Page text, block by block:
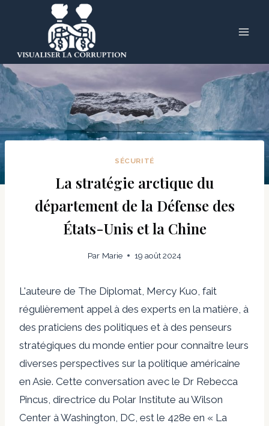
SÉCURITÉ
La stratégie arctique du
département de la Défense des
États-Unis et la Chine
Par Marie 19 août 2024
L'auteure de The Diplomat, Mercy Kuo, fait
régulièrement appel à des experts en la matière, à
des praticiens des politiques et à des penseurs
stratégiques du monde entier pour connaître leurs
diverses perspectives sur la politique américaine
en Asie. Cette conversation avec le Dr Rebecca
Pincus, directrice du Polar Institute au Wilson
Center à Washington, DC, est le 428e en « La